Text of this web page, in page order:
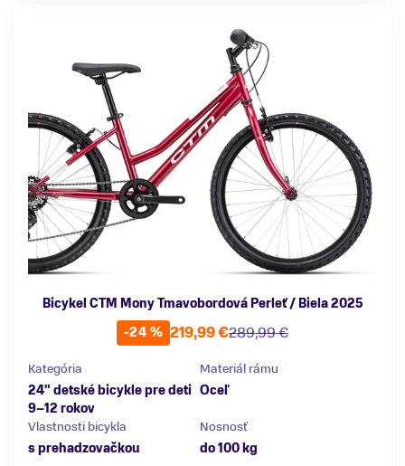
Bicykel CTM Mony Tmavobordová Perleť / Biela 2025
-24 %
289,99 €
219,99 €
Kategória
24" detské bicykle pre deti
9–12 rokov
Materiál rámu
Oceľ
Vlastnosti bicykla
s prehadzovačkou
Nosnosť
do 100 kg